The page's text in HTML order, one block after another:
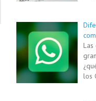
Las
los